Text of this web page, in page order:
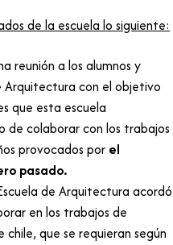
de la escuela lo siguiente:
reunión a los alumnos y
Arquitectura con el objetivo
que esta escuela
de colaborar con los trabajos
provocados por el
pasado.
de Arquitectura acordó
en los trabajos de
que se requieran según